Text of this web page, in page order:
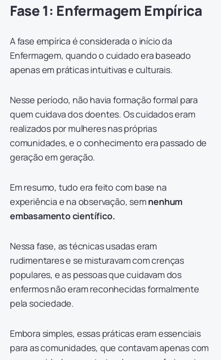
Fase 1: Enfermagem Empírica
A fase empírica é considerada o início da
Enfermagem, quando o cuidado era baseado
apenas em práticas intuitivas e culturais.
Nesse período, não havia formação formal para
quem cuidava dos doentes. Os cuidados eram
realizados por mulheres nas próprias
comunidades, e o conhecimento era passado de
geração em geração.
Em resumo, tudo era feito com base na
experiência e na observação, semnenhum
embasamento científico.
Nessa fase, as técnicas usadas eram
rudimentares e se misturavam com crenças
populares, e as pessoas que cuidavam dos
enfermos não eram reconhecidas formalmente
pela sociedade.
Embora simples, essas práticas eram essenciais
para as comunidades, que contavam apenas com